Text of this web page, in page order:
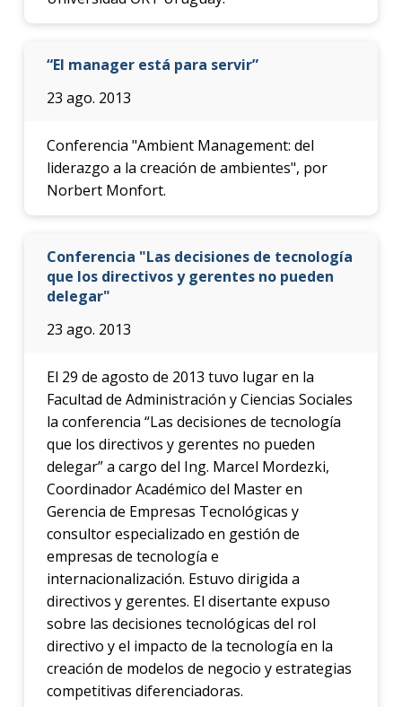
“El manager está para servir”
23 ago. 2013
Conferencia "Ambient Management: del
liderazgo a la creación de ambientes", por
Norbert Monfort.
Conferencia "Las decisiones de tecnología
que los directivos y gerentes no pueden
delegar"
23 ago. 2013
El 29 de agosto de 2013 tuvo lugar en la
Facultad de Administración y Ciencias Sociales
la conferencia “Las decisiones de tecnología
que los directivos y gerentes no pueden
delegar” a cargo del Ing. Marcel Mordezki,
Coordinador Académico del Master en
Gerencia de Empresas Tecnológicas y
consultor especializado en gestión de
empresas de tecnología e
internacionalización. Estuvo dirigida a
directivos y gerentes. El disertante expuso
sobre las decisiones tecnológicas del rol
directivo y el impacto de la tecnología en la
creación de modelos de negocio y estrategias
competitivas diferenciadoras.